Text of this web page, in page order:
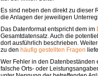
Es sind neben den direkt zu dieser
die Anlagen der jeweiligen
Das Datenformat entspricht dem im
Gesamtdatensatz. Auch die
dort ausführlich beschrieben.
zu den häufig gestellten Fragen
Wer Fehler in den Datenbeständen
falsche Orts- oder